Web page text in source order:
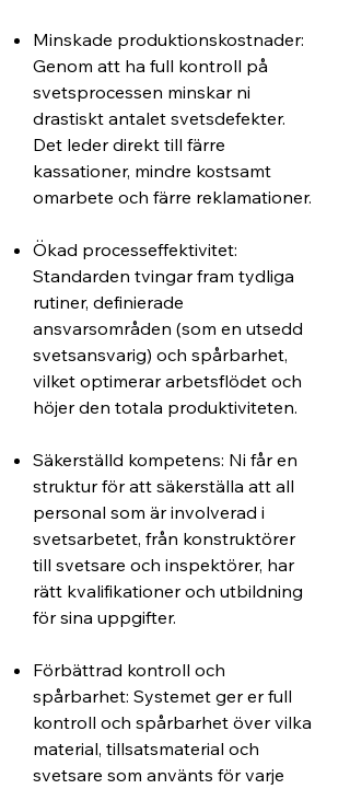
Minskade produktionskostnader:
Genom att ha full kontroll på
svetsprocessen minskar ni
drastiskt antalet svetsdefekter.
Det leder direkt till färre
kassationer, mindre kostsamt
omarbete och färre reklamationer.
Ökad processeffektivitet:
Standarden tvingar fram tydliga
rutiner, definierade
ansvarsområden (som en utsedd
svetsansvarig) och spårbarhet,
vilket optimerar arbetsflödet och
höjer den totala produktiviteten.
Säkerställd kompetens: Ni får en
struktur för att säkerställa att all
personal som är involverad i
svetsarbetet, från konstruktörer
till svetsare och inspektörer, har
rätt kvalifikationer och utbildning
för sina uppgifter.
Förbättrad kontroll och
spårbarhet: Systemet ger er full
kontroll och spårbarhet över vilka
material, tillsatsmaterial och
svetsare som använts för varje